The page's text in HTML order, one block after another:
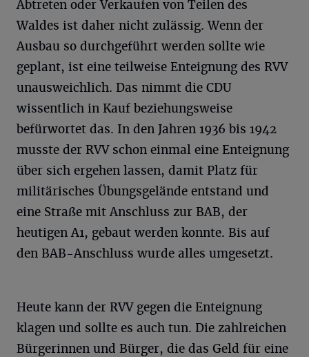
Abtreten oder Verkaufen von Teilen des
Waldes ist daher nicht zulässig. Wenn der
Ausbau so durchgeführt werden sollte wie
geplant, ist eine teilweise Enteignung des RVV
unausweichlich. Das nimmt die CDU
wissentlich in Kauf beziehungsweise
befürwortet das. In den Jahren 1936 bis 1942
musste der RVV schon einmal eine Enteignung
über sich ergehen lassen, damit Platz für
militärisches Übungsgelände entstand und
eine Straße mit Anschluss zur BAB, der
heutigen A1, gebaut werden konnte. Bis auf
den BAB-Anschluss wurde alles umgesetzt.
Heute kann der RVV gegen die Enteignung
klagen und sollte es auch tun. Die zahlreichen
Bürgerinnen und Bürger, die das Geld für eine